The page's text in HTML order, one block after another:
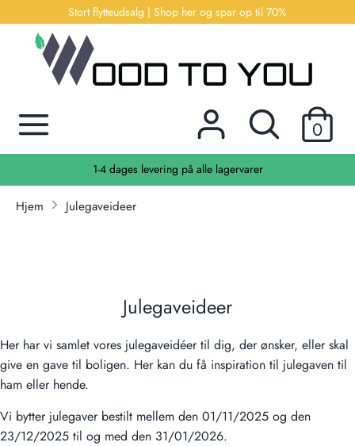
til
indhold
Stort flytteudsalg | Shop her og spar op til 70%
Søg
produkter
0
Søg
Kontakt os | info@wotu.dk
Hjem Julegaveideer
Julegaveideer
Her har vi samlet vores julegaveidéer til dig, der ønsker, eller skal
give en gave til boligen. Her kan du få inspiration til julegaven til
ham eller hende.
Vi bytter julegaver bestilt mellem den 01/11/2025 og den
23/12/2025 til og med den 31/01/2026.